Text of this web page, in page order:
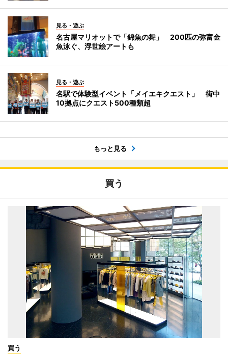
見る・遊ぶ
名古屋マリオットで「錦魚の舞」 200匹の弥富金
魚泳ぐ、浮世絵アートも
見る・遊ぶ
名駅で体験型イベント「メイエキクエスト」 街中
10拠点にクエスト500種類超
もっと見る
買う
買う